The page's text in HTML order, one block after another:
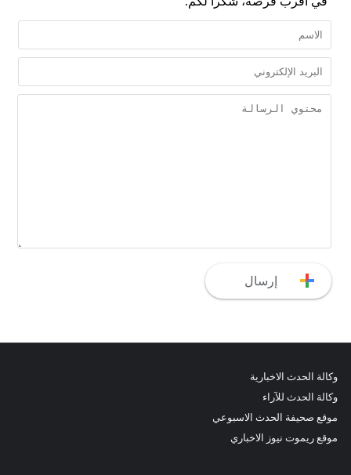
وكالة الحدث الاخبارية
وكالة الحدث للآراء
موقع صحيفة الحدث الاسبوعي
موقع ريموت نيوز الاخباري